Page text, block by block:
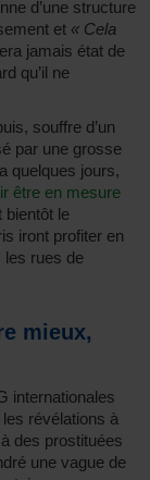
d’une structure
et « Cela
jamais état de
qu’il ne
souffre d’un
par une grosse
quelques jours,
être en mesure
bientôt le
iront profiter en
les rues de
mieux,
internationales
les révélations à
des prostituées
une vague de